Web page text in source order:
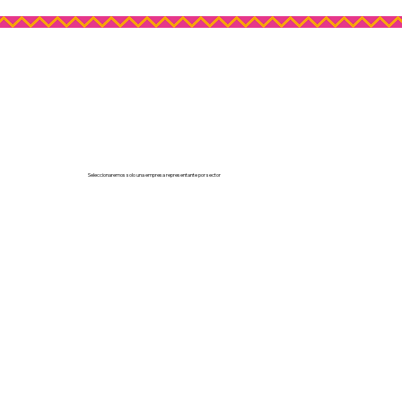
Seleccionaremos solo una empresa representante por sector